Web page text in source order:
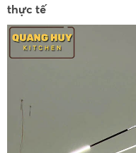
thực tế